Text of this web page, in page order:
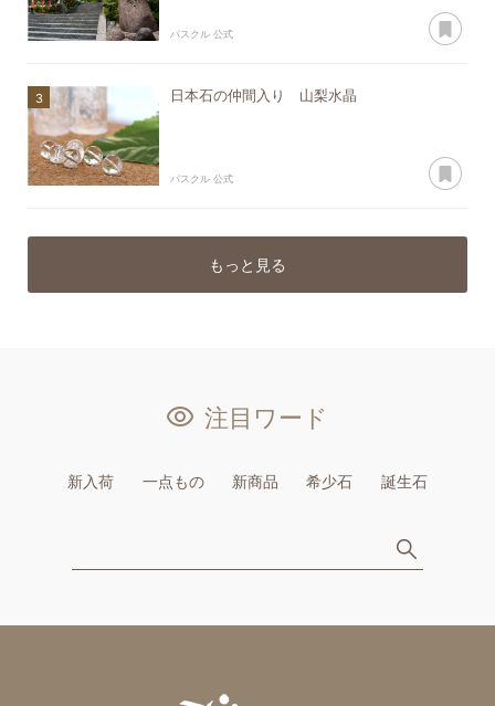
パスクル 公式
日本石の仲間入り 山梨水晶
パスクル 公式
もっと見る
注目ワード
新入荷 一点もの 新商品 希少石 誕生石